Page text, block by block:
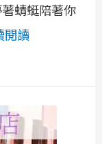
蜻蜓陪著你
閱讀